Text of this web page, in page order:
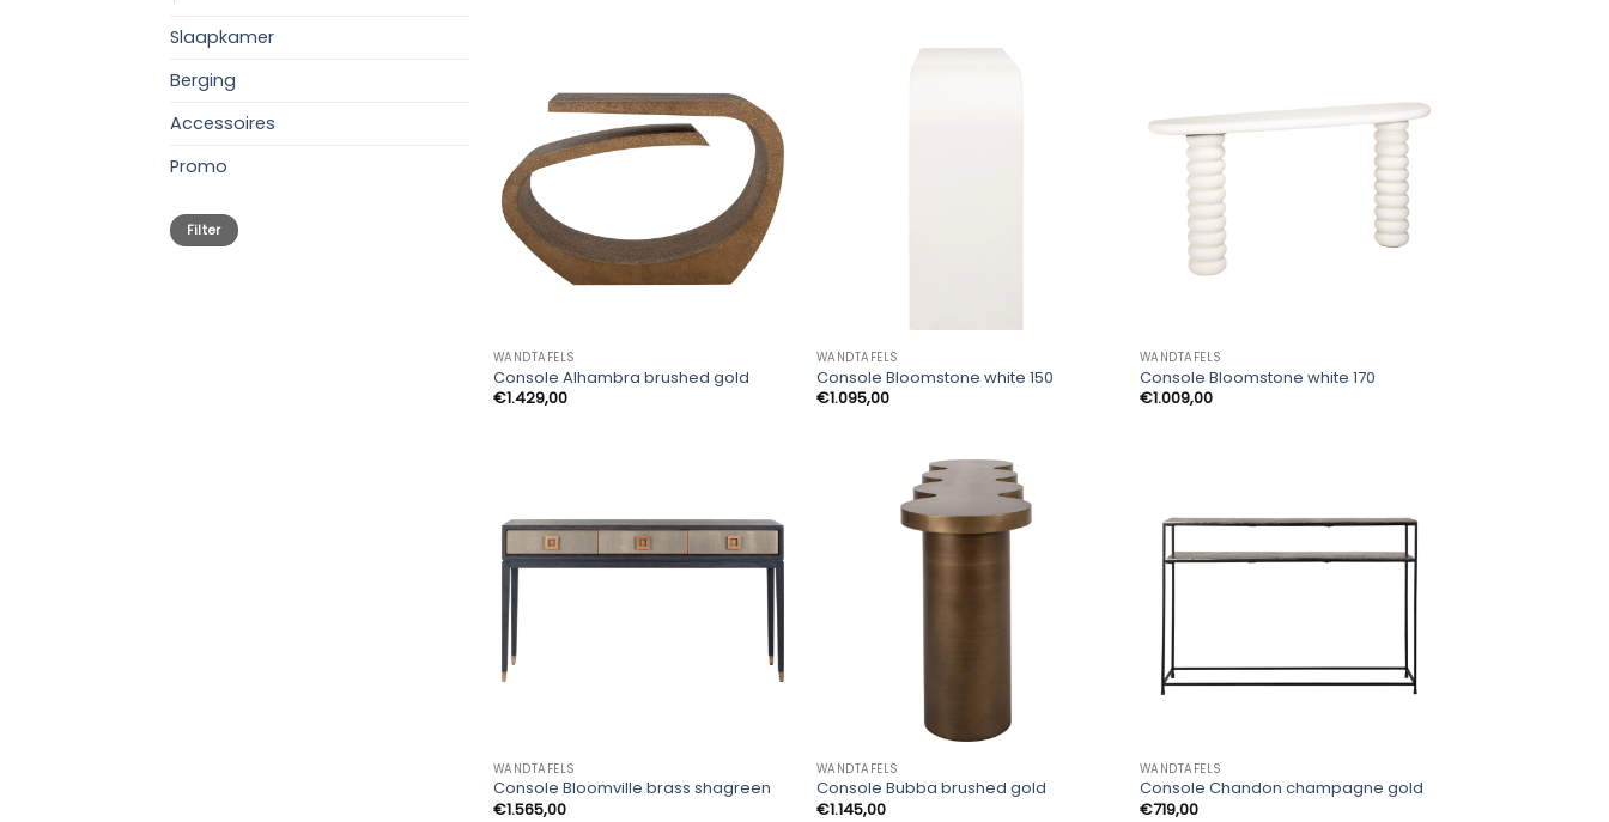
Slaapkamer
Berging
Accessoires
Promo
Min.
prijs
Max.
prijsFilter
WANDTAFELS
Console Alhambra brushed gold
€1.429,00
WANDTAFELS
Console Bloomstone white 150
€1.095,00
WANDTAFELS
Console Bloomstone white 170
€1.009,00
WANDTAFELS
Console Bloomville brass shagreen
€1.565,00
WANDTAFELS
Console Bubba brushed gold
€1.145,00
WANDTAFELS
Console Chandon champagne gold
€719,00